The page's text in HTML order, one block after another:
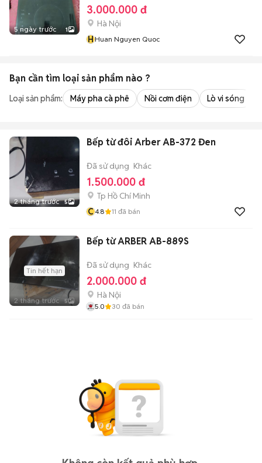
5 ngày trước 1
3.000.000 đ
Hà Nội
HHuan Nguyen Quoc
Bạn cần tìm loại sản phẩm nào ?
Loại sản phẩm: Máy pha cà phê Nồi cơm điện Lò vi sóng
2 tháng trước 5
Bếp từ đôi Arber AB-372 Đen
Đã sử dụng Khác
1.500.000 đ
Tp Hồ Chí Minh
C4.8 11 đã bán
Tin hết hạn
2 tháng trước 5
Bếp từ ARBER AB-889S
Đã sử dụng Khác
2.000.000 đ
Hà Nội
5.0 30 đã bán